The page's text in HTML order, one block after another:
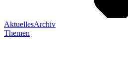
AktuellesArchiv
Themen